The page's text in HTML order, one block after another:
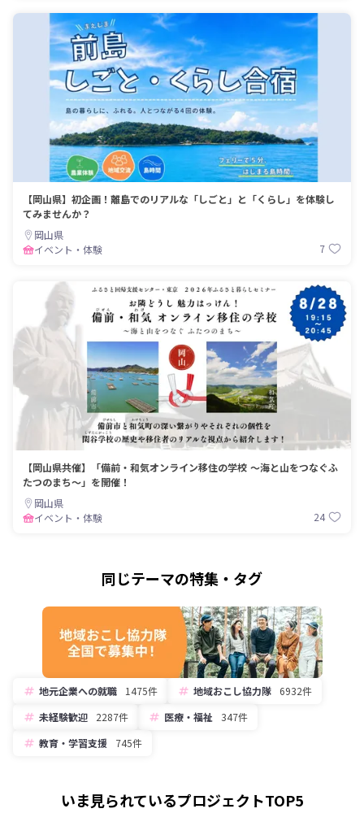
【岡山県】初企画！離島でのリアルな「しごと」と「くらし」を体験し
てみませんか？
岡山県
イベント・体験
7
【岡山県共催】「備前・和気オンライン移住の学校 ～海と山をつなぐふ
たつのまち～」を開催！
岡山県
イベント・体験
24
同じテーマの特集・タグ
地元企業への就職 1475件 地域おこし協力隊
6932件
未経験歓迎
2287件 医療・福祉
347件
教育・学習支援
745件
いま見られているプロジェクトTOP5